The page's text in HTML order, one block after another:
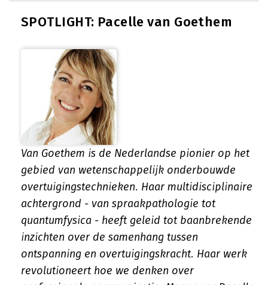
SPOTLIGHT: Pacelle van Goethem
Van Goethem is de Nederlandse pionier op het
gebied van wetenschappelijk onderbouwde
overtuigingstechnieken. Haar multidisciplinaire
achtergrond - van spraakpathologie tot
quantumfysica - heeft geleid tot baanbrekende
inzichten over de samenhang tussen
ontspanning en overtuigingskracht. Haar werk
revolutioneert hoe we denken over